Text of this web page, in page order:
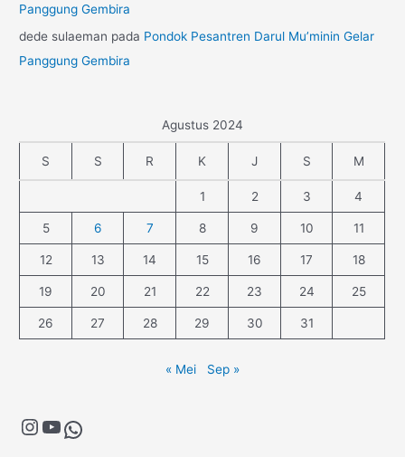
Panggung Gembira
dede sulaeman pada Pondok Pesantren Darul Mu’minin Gelar
Panggung Gembira
Agustus 2024
S S R K J S M
1 2 3 4
5 6 7 8 9 10 11
12 13 14 15 16 17 18
19 20 21 22 23 24 25
26 27 28 29 30 31
« Mei Sep »